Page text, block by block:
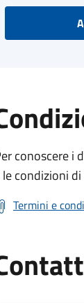
conoscere i
le condizioni
Termini e